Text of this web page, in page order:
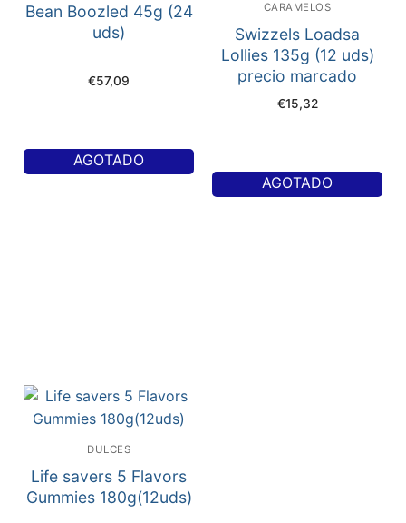
Bean Boozled 45g (24
uds)
€57,09
AGOTADO
CARAMELOS
Swizzels Loadsa
Lollies 135g (12 uds)
precio marcado
€15,32
AGOTADO
DULCES
Life savers 5 Flavors
Gummies 180g(12uds)